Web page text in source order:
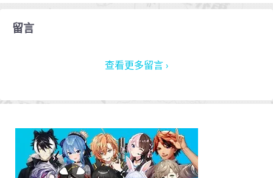
留言
查看更多留言 ›